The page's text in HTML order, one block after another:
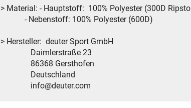
> Material: - Hauptstoff: 100% Polyester (300D
- Nebenstoff: 100% Polyester (600D)
> Hersteller: deuter Sport GmbH
Daimlerstraße 23
86368 Gersthofen
Deutschland
info@deuter.com